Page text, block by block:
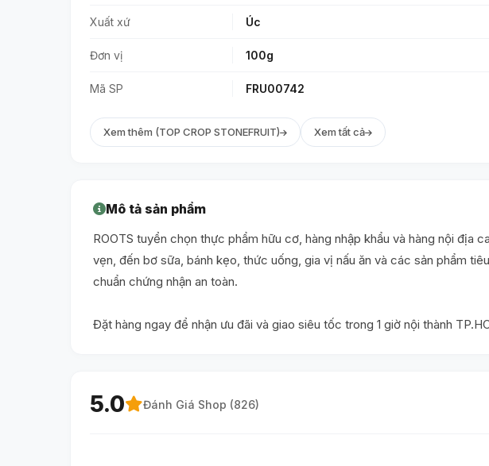
Xuất xứ Úc
Đơn vị 100g
Mã SP FRU00742
Xem thêm (TOP CROP STONEFRUIT) Xem tất cả
Mô tả sản phẩm
ROOTS tuyển chọn thực phẩm hữu cơ, hàng nhập khẩu và hàng nội
vẹn, đến bơ sữa, bánh kẹo, thức uống, gia vị nấu ăn và các sản phẩm
chuẩn chứng nhận an toàn.
Đặt hàng ngay để nhận ưu đãi và giao siêu tốc trong 1 giờ nội thành
5.0 Đánh Giá Shop (826)